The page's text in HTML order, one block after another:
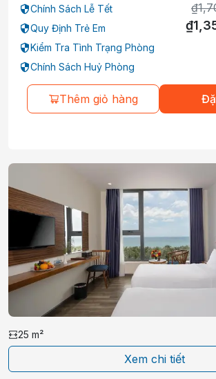
Chính Sách Lễ Tết
Quy Định Trẻ Em
Kiểm Tra Tình Trạng Phòng
Chính Sách Huỷ Phòng
₫
₫
Thêm giỏ hàng
25 m²
Xem chi tiết